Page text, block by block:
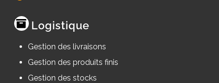
Logistique
Gestion des livraisons
Gestion des produits finis
Gestion des stocks